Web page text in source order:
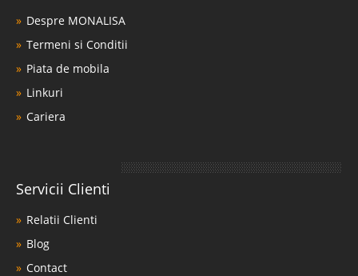
Despre MONALISA
Termeni si Conditii
Piata de mobila
Linkuri
Cariera
Servicii Clienti
Relatii Clienti
Blog
Contact